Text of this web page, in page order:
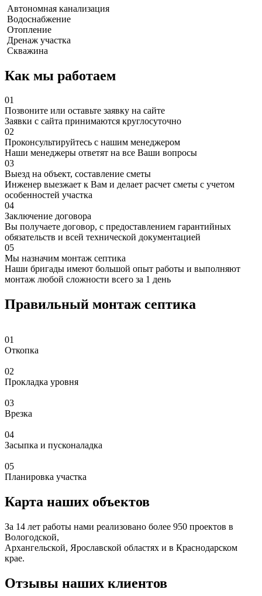
Автономная канализация
Водоснабжение
Отопление
Дренаж участка
Скважина
Как мы работаем
01
Позвоните или оставьте заявку на сайте
Заявки с сайта принимаются круглосуточно
02
Проконсультируйтесь с нашим менеджером
Наши менеджеры ответят на все Ваши вопросы
03
Выезд на объект, составление сметы
Инженер выезжает к Вам и делает расчет сметы с учетом
особенностей участка
04
Заключение договора
Вы получаете договор, с предоставлением гарантийных
обязательств и всей технической документацией
05
Мы назначим монтаж септика
Наши бригады имеют большой опыт работы и выполняют
монтаж любой сложности всего за 1 день
Правильный монтаж септика
01
Откопка
02
Прокладка уровня
03
Врезка
04
Засыпка и пусконаладка
05
Планировка участка
Карта наших объектов
За 14 лет работы нами реализовано более 950 проектов в
Вологодской,
Архангельской, Ярославской областях и в Краснодарском
крае.
Отзывы наших клиентов